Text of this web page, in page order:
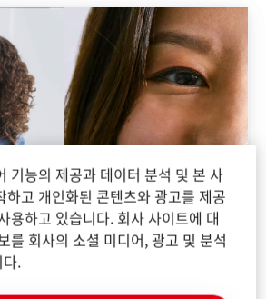
기능의 제공과 데이터 분석 및 본 사
하고 개인화된 콘텐츠와 광고를 제공
용하고 있습니다. 회사 사이트에 대
를 회사의 소셜 미디어, 광고 및 분석
.